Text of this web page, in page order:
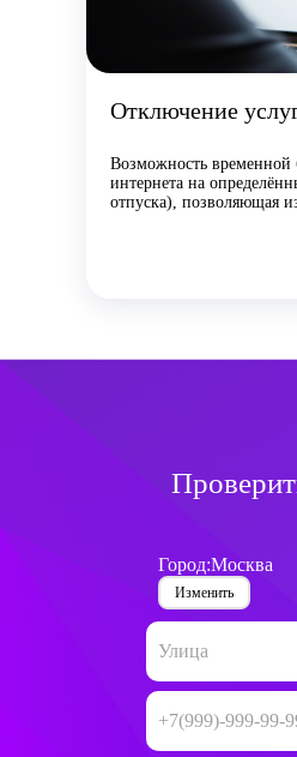
Отключение
Возможность
интернета на
отпуска), позволяющая
Город:Москва
Изменить